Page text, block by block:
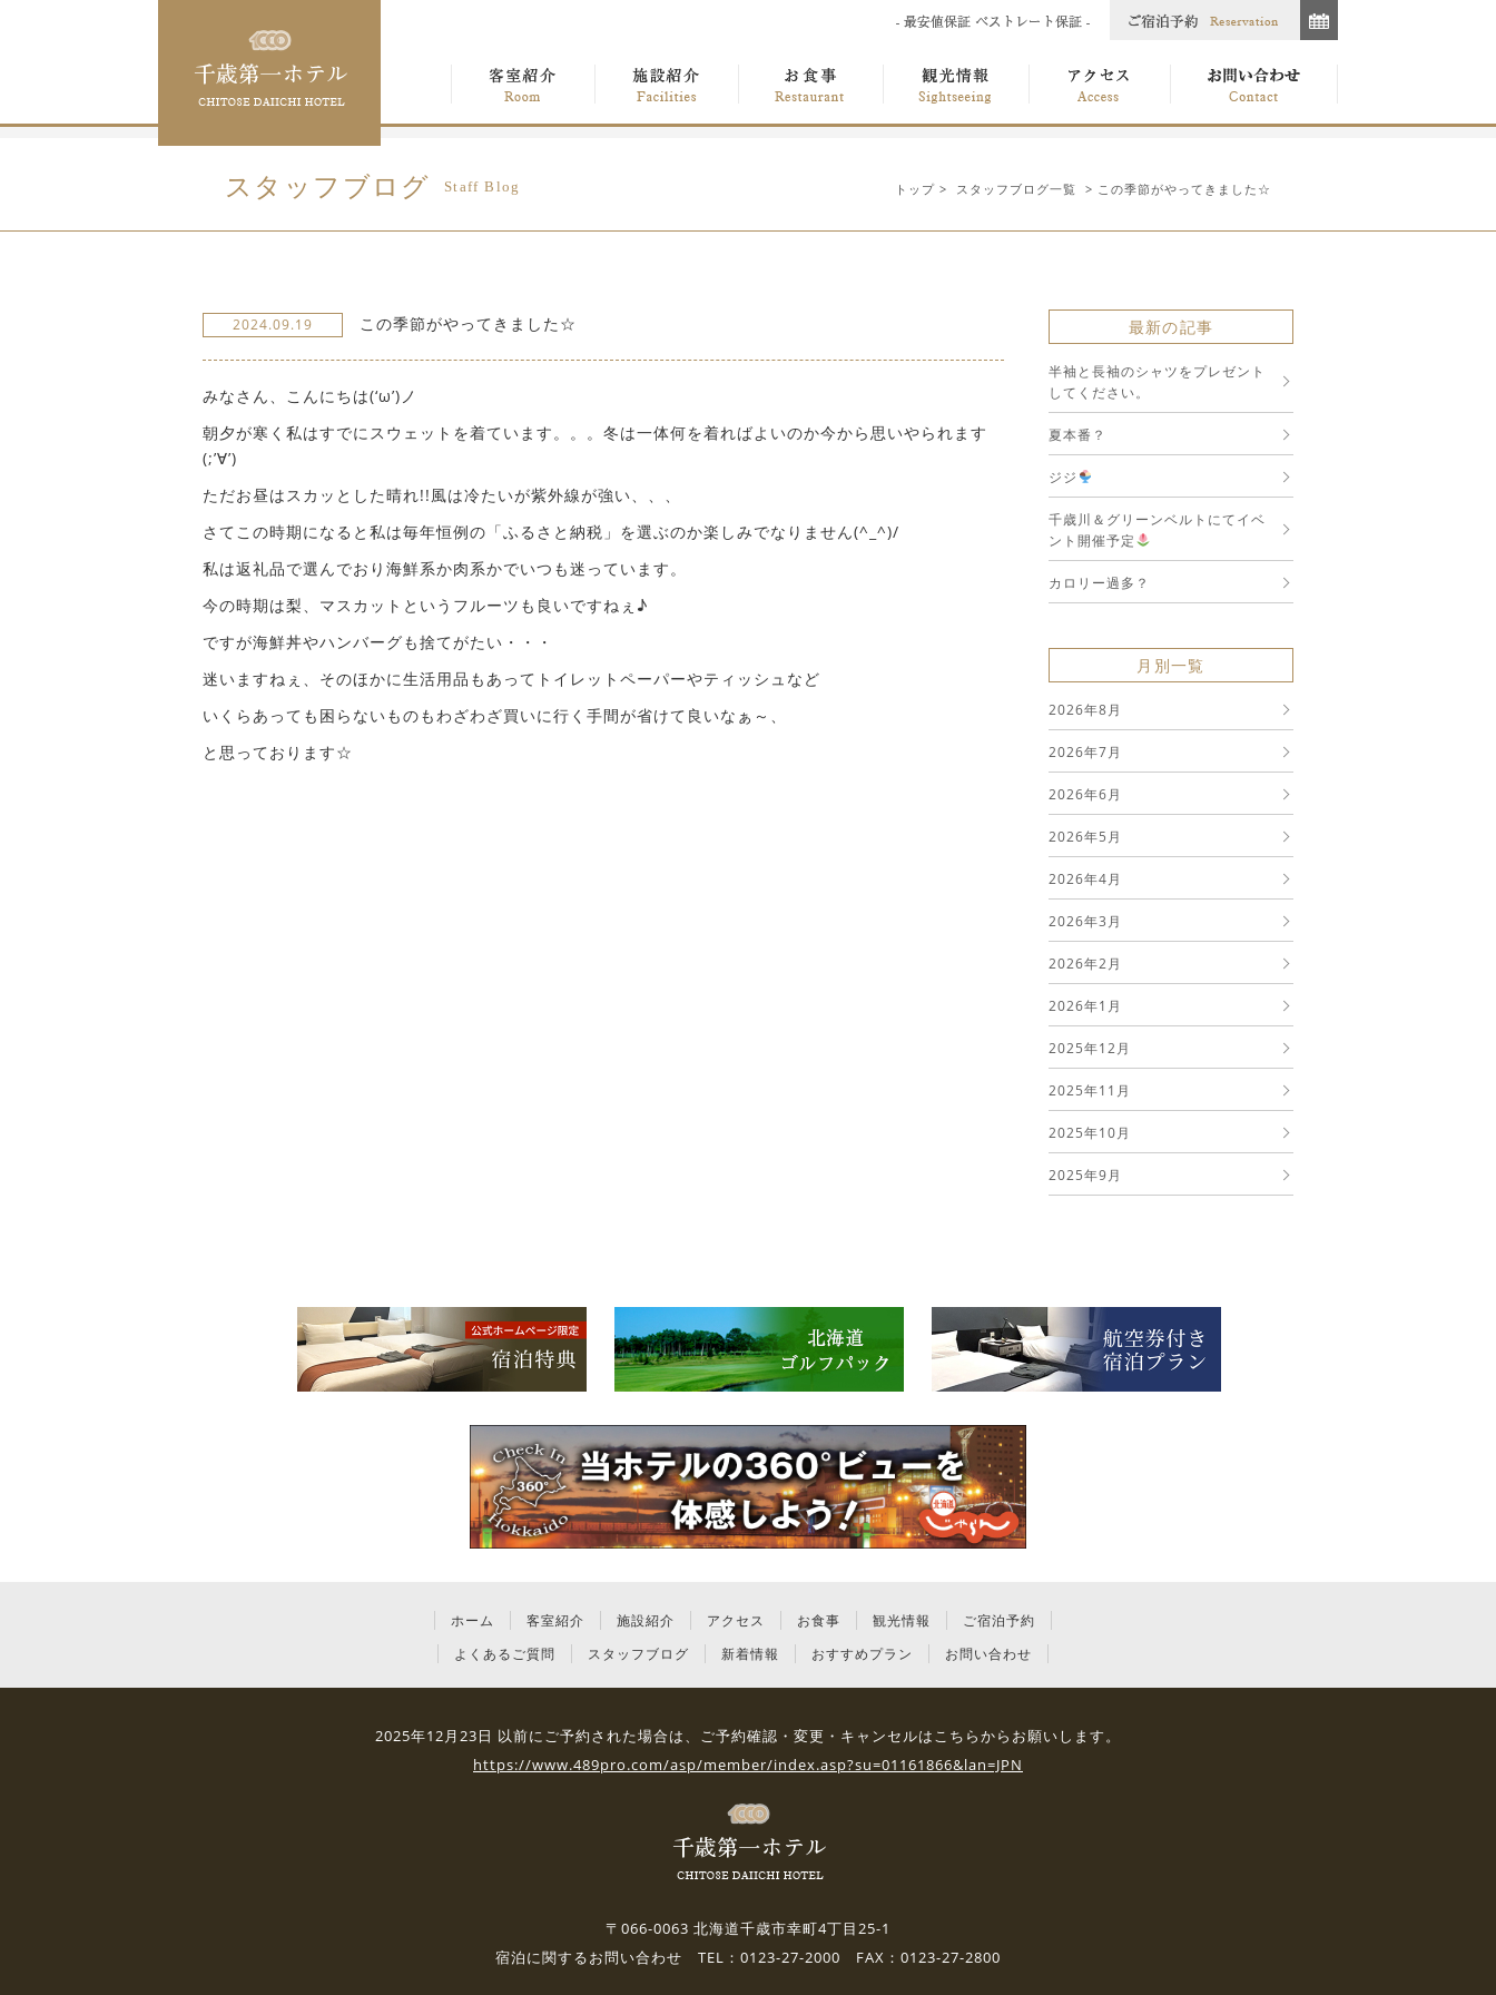
スタッフブログ Staff Blog トップ > スタッフブログ一覧 > この季節がやってきました☆
2024.09.19 この季節がやってきました☆
みなさん、こんにちは(‘ω’)ノ
朝夕が寒く私はすでにスウェットを着ています。。。冬は一体何を着ればよいのか今から思いやられます
(;’∀’)
ただお昼はスカッとした晴れ!!風は冷たいが紫外線が強い、、、
さてこの時期になると私は毎年恒例の「ふるさと納税」を選ぶのか楽しみでなりません(^_^)/
私は返礼品で選んでおり海鮮系か肉系かでいつも迷っています。
今の時期は梨、マスカットというフルーツも良いですねぇ♪
ですが海鮮丼やハンバーグも捨てがたい・・・
迷いますねぇ、そのほかに生活用品もあってトイレットペーパーやティッシュなど
いくらあっても困らないものもわざわざ買いに行く手間が省けて良いなぁ～、
と思っております☆
最新の記事
半袖と長袖のシャツをプレゼント
してください。
夏本番？
ジジ
千歳川＆グリーンベルトにてイベ
ント開催予定
カロリー過多？
月別一覧
2026年8月
2026年7月
2026年6月
2026年5月
2026年4月
2026年3月
2026年2月
2026年1月
2025年12月
2025年11月
2025年10月
2025年9月
ホーム 客室紹介 施設紹介 アクセス お食事 観光情報
ご宿泊予約
よくあるご質問
スタッフブログ 新着情報 おすすめプラン お問い合わせ
2025年12月23日 以前にご予約された場合は、 ご予約確認・変更・キャンセルはこちらからお願いします。
https://www.489pro.com/asp/member/index.asp?su=01161866&lan=JPN
〒066-0063 北海道千歳市幸町4丁目25-1
宿泊に関するお問い合わせ TEL：0123-27-2000 FAX：0123-27-2800